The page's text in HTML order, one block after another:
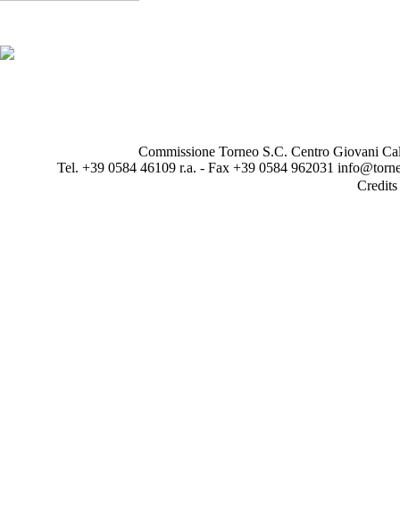
Commissione Torneo S.C. Centro Giovani
Tel. +39 0584 46109 r.a. - Fax +39 0584 962031
Credits